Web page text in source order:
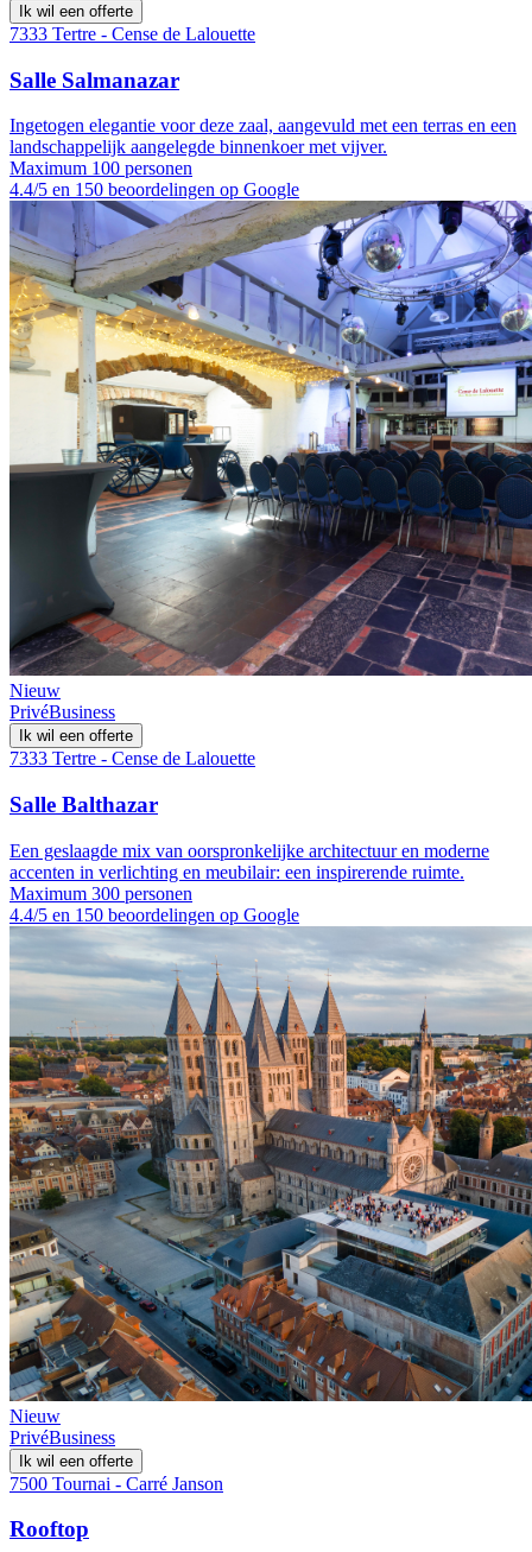
Ik wil een offerte
7333 Tertre - Cense de Lalouette
Salle Salmanazar
Ingetogen elegantie voor deze zaal, aangevuld met een terras en een
landschappelijk aangelegde binnenkoer met vijver.
Maximum 100 personen
4.4/5 en 150 beoordelingen op Google
Nieuw
PrivéBusiness
Ik wil een offerte
7333 Tertre - Cense de Lalouette
Salle Balthazar
Een geslaagde mix van oorspronkelijke architectuur en moderne
accenten in verlichting en meubilair: een inspirerende ruimte.
Maximum 300 personen
4.4/5 en 150 beoordelingen op Google
Nieuw
PrivéBusiness
Ik wil een offerte
7500 Tournai - Carré Janson
Rooftop